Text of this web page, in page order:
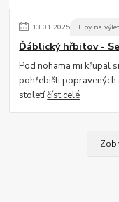
13.01.2025 Tipy na výlet
Ďáblický hřbitov -
Pod nohama mi křupal
pohřebišti popravených
stoletíčíst celé